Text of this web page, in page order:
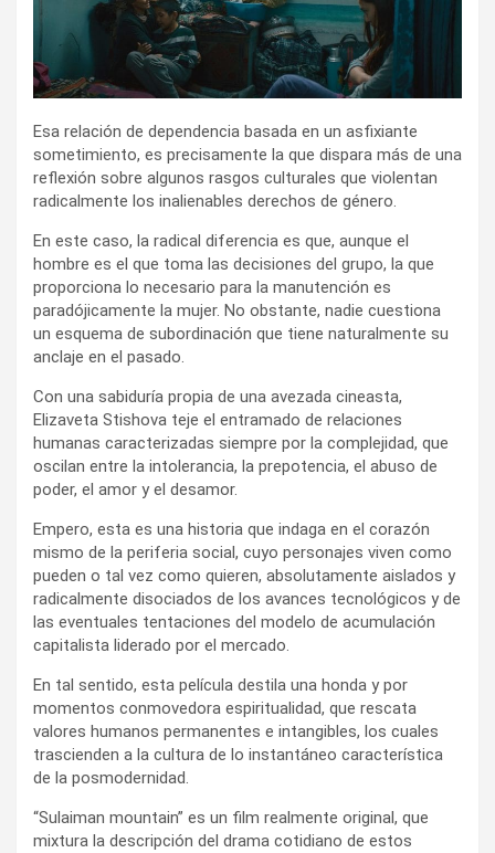
Esa relación de dependencia basada en un asfixiante
sometimiento, es precisamente la que dispara más de una
reflexión sobre algunos rasgos culturales que violentan
radicalmente los inalienables derechos de género.
En este caso, la radical diferencia es que, aunque el
hombre es el que toma las decisiones del grupo, la que
proporciona lo necesario para la manutención es
paradójicamente la mujer. No obstante, nadie cuestiona
un esquema de subordinación que tiene naturalmente su
anclaje en el pasado.
Con una sabiduría propia de una avezada cineasta,
Elizaveta Stishova teje el entramado de relaciones
humanas caracterizadas siempre por la complejidad, que
oscilan entre la intolerancia, la prepotencia, el abuso de
poder, el amor y el desamor.
Empero, esta es una historia que indaga en el corazón
mismo de la periferia social, cuyo personajes viven como
pueden o tal vez como quieren, absolutamente aislados y
radicalmente disociados de los avances tecnológicos y de
las eventuales tentaciones del modelo de acumulación
capitalista liderado por el mercado.
En tal sentido, esta película destila una honda y por
momentos conmovedora espiritualidad, que rescata
valores humanos permanentes e intangibles, los cuales
trascienden a la cultura de lo instantáneo característica
de la posmodernidad.
“Sulaiman mountain” es un film realmente original, que
mixtura la descripción del drama cotidiano de estos